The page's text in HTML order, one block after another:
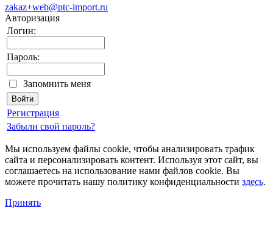
zakaz+web@ptc-import.ru
Авторизация
Логин:
Пароль:
Запомнить меня
Регистрация
Забыли свой пароль?
Мы используем файлы cookie, чтобы анализировать трафик
сайта и персонализировать контент. Используя этот сайт, вы
соглашаетесь на использование нами файлов cookie. Вы
можете прочитать нашу политику конфиденциальности здесь.
Принять